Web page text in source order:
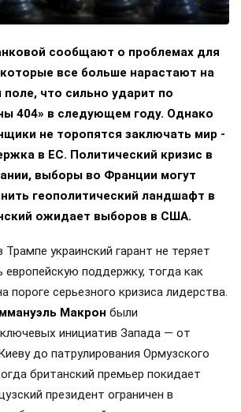
сообщают о проблемах для
все больше нарастают на
что сильно ударит по
404» в следующем году. Однако
не торопятся заключать мир -
в ЕС. Политический кризис в
выборы во Франции могут
геополитический ландшафт в
ожидает выборов в США.
украинский гарант не теряет
европейскую поддержку, тогда как
пороге серьезного кризиса лидерства.
Макрон были
инициатив Запада — от
до патрулирования Ормузского
британский премьер покидает
президент ограничен в